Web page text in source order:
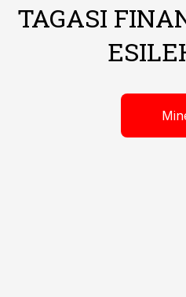
TAGASI